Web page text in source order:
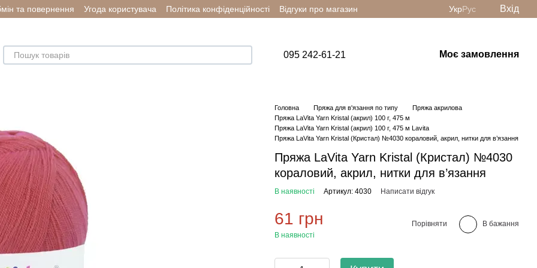
та повернення Угода користувача Політика конфіденційності Відгуки про магазин УкрРус Вхід
095 242-61-21 Моє замовлення
Головна Пряжа для в'язання по типу
Пряжа акрилова
Пряжа LaVita Yarn Kristal (акрил) 100 г, 475 м
Пряжа LaVita Yarn Kristal (акрил) 100 г, 475 м Lavita
Пряжа LaVita Yarn Kristal (Кристал) №4030 кораловий, акрил, нитки для в’язання
Пряжа LaVita Yarn Kristal (Кристал) №4030
кораловий, акрил, нитки для в’язання
В наявності Артикул: 4030 Написати відгук
61 грн
В наявності
Порівняти В бажання